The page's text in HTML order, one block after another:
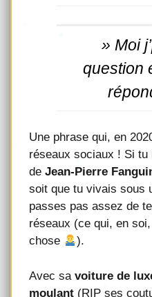
» Moi
question
Une phrase qui, en
réseaux sociaux ! Si tu
de Jean-Pierre
soit que tu vivais sous
passes pas assez de
réseaux (ce qui, en
chose
).
Avec sa voiture de
moulant (RIP ses